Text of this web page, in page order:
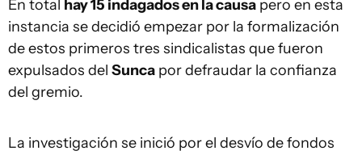
En total hay 15 indagados en la causa pero en esta
instancia se decidió empezar por la formalización
de estos primeros tres sindicalistas que fueron
expulsados del Sunca por defraudar la confianza
del gremio.
La investigación se inició por el desvío de fondos